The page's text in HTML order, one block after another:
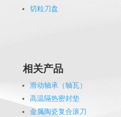
切粒刀盘
相关产品
滑动轴承（轴瓦）
高温隔热密封垫
金属陶瓷复合滚刀